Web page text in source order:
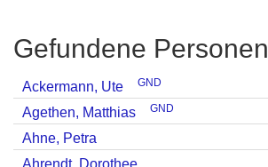
Gefundene Personen
Ackermann, Ute GND
Agethen, Matthias GND
Ahne, Petra
Ahrendt, Dorothee